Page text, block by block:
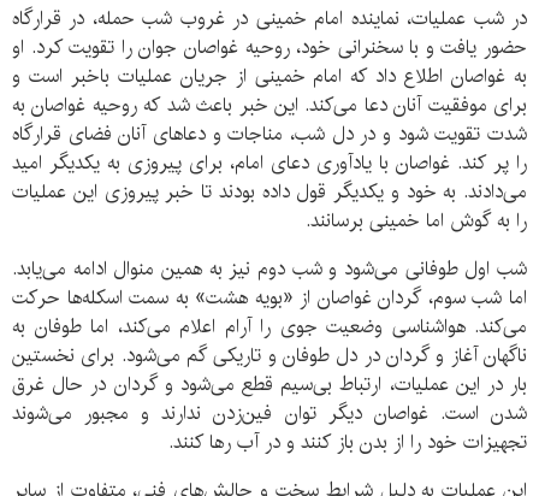
در شب عملیات، نماینده امام خمینی در غروب شب حمله، در قرارگاه
حضور یافت و با سخنرانی خود، روحیه غواصان جوان را تقویت کرد. او
به غواصان اطلاع داد که امام خمینی از جریان عملیات باخبر است و
برای موفقیت آنان دعا می‌کند. این خبر باعث شد که روحیه غواصان به
شدت تقویت شود و در دل شب، مناجات و دعاهای آنان فضای قرارگاه
را پر کند. غواصان با یادآوری دعای امام، برای پیروزی به یکدیگر امید
می‌دادند. به خود و یکدیگر قول داده بودند تا خبر پیروزی این عملیات
را به گوش اما خمینی برسانند.
شب اول طوفانی می‌شود و شب دوم نیز به همین منوال ادامه می‌یابد.
اما شب سوم، گردان غواصان از «بویه هشت» به سمت اسکله‌ها حرکت
می‌کند. هواشناسی وضعیت جوی را آرام اعلام می‌کند، اما طوفان به
ناگهان آغاز و گردان در دل طوفان و تاریکی گم می‌شود. برای نخستین
بار در این عملیات، ارتباط بی‌سیم قطع می‌شود و گردان در حال غرق
شدن است. غواصان دیگر توان فین‌زدن ندارند و مجبور می‌شوند
تجهیزات خود را از بدن باز کنند و در آب رها کنند.